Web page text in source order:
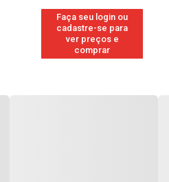
Faça seu login ou
cadastre-se para
ver preços e
comprar